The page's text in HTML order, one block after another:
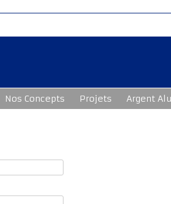
Nos Concepts Projets Argent Alu